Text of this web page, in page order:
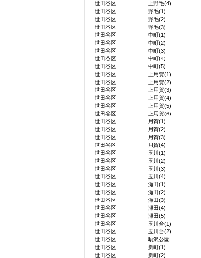
世田谷区
上野毛(4)
世田谷区
野毛(1)
世田谷区
野毛(2)
世田谷区
野毛(3)
世田谷区
中町(1)
世田谷区
中町(2)
世田谷区
中町(3)
世田谷区
中町(4)
世田谷区
中町(5)
世田谷区
上用賀(1)
世田谷区
上用賀(2)
世田谷区
上用賀(3)
世田谷区
上用賀(4)
世田谷区
上用賀(5)
世田谷区
上用賀(6)
世田谷区
用賀(1)
世田谷区
用賀(2)
世田谷区
用賀(3)
世田谷区
用賀(4)
世田谷区
玉川(1)
世田谷区
玉川(2)
世田谷区
玉川(3)
世田谷区
玉川(4)
世田谷区
瀬田(1)
世田谷区
瀬田(2)
世田谷区
瀬田(3)
世田谷区
瀬田(4)
世田谷区
瀬田(5)
世田谷区
玉川台(1)
世田谷区
玉川台(2)
世田谷区
駒沢公園
世田谷区
新町(1)
世田谷区
新町(2)